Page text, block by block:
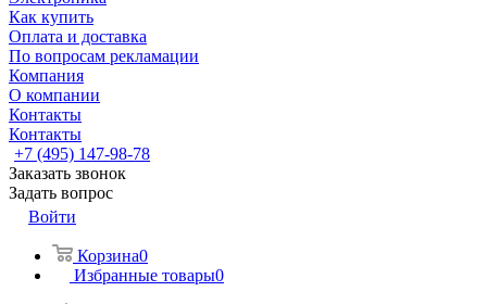
Как купить
Оплата и доставка
По вопросам рекламации
Компания
О компании
Контакты
Контакты
+7 (495) 147-98-78
Заказать звонок
Задать вопрос
Войти
Корзина0
Избранные товары0